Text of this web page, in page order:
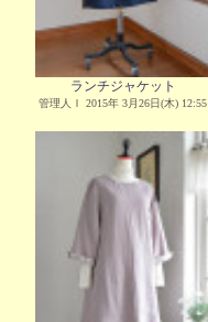
ランチジャケット
管理人Ｉ 2015年 3月26日(木) 12:55